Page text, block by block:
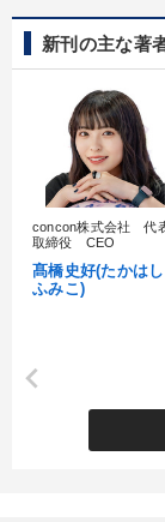
新刊の主な著
concon株式会社 代
取締役 CEO
髙橋史好(たかはし
ふみこ)